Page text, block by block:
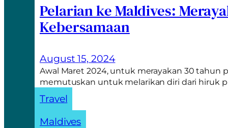
Pelarian ke Maldives:
Kebersamaan
August 15, 2024
Awal Maret 2024, untuk merayakan 30 tahun
memutuskan untuk melarikan diri dari hiruk
Travel
Maldives